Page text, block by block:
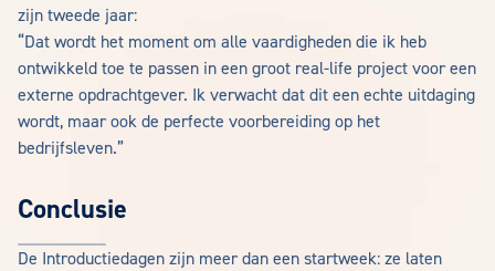
zijn tweede jaar:
“Dat wordt het moment om alle vaardigheden die ik heb
ontwikkeld toe te passen in een groot real-life project voor een
externe opdrachtgever. Ik verwacht dat dit een echte uitdaging
wordt, maar ook de perfecte voorbereiding op het
bedrijfsleven.”
Conclusie
De Introductiedagen zijn meer dan een startweek: ze laten